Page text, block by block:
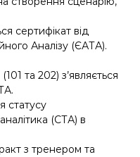
сертифікат від
Аналізу (ЄАТА).
та 202) з’являється
статусу
(СТА) в
з тренером та